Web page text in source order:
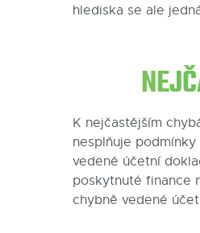
hlediska se ale
K nejčastějším
nesplňuje
vedené účetní
poskytnuté finance
chybně vedené